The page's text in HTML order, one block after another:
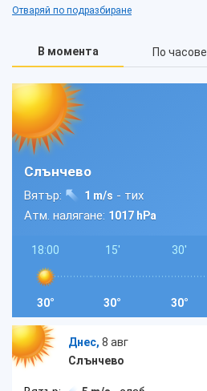
Отваряй по подразбиране
В момента По часове
Слънчево
Вятър: 1 m/s - тих
Атм. налягане: 1017 hPa
18:00
30°
15'
30°
30'
30°
Днес, 8 авг
Слънчево